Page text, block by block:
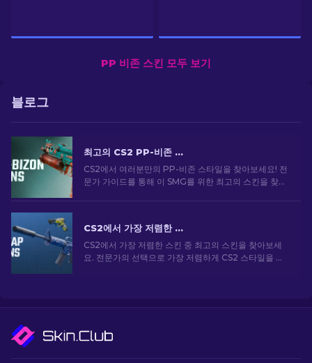
PP 비존 스킨 모두 보기
블로그
최고의 CS2 PP-비존 스킨 [2026]
CS2에서 여러분만의 PP-비존 스타일을 찾아보세요! 전
문가 가이드를 통해 이 SMG를 위한 최고의 스킨을 찾아
CS2에서 가장 저렴한 스킨 [2026]
CS2에서 가장 저렴한 스킨 중 최고의 스킨을 찾아보세
요. 전문가의 선택으로 가장 저렴하게 CS2 스타일을 업